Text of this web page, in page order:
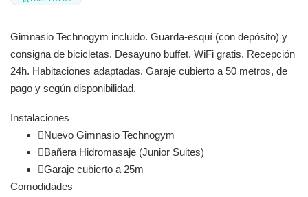
Gimnasio Technogym incluido. Guarda-esquí (con depósito) y
consigna de bicicletas. Desayuno buffet. WiFi gratis. Recepción
24h. Habitaciones adaptadas. Garaje cubierto a 50 metros, de
pago y según disponibilidad.
Instalaciones
Nuevo Gimnasio Technogym
Bañera Hidromasaje (Junior Suites)
Garaje cubierto a 25m
Comodidades